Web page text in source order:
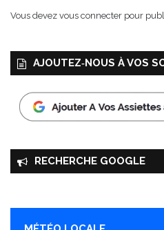
e
Vous devez vous connecter pour
AJOUTEZ‑NOUS À VOS
RECHERCHE GOOGLE